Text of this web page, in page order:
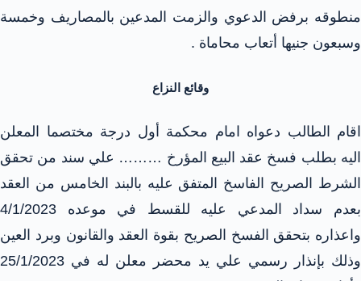
منطوقه برفض الدعوي والزمت المدعين بالمصاريف وخمسة
وسبعون جنيها أتعاب محاماة .
وقائع النزاع
اقام الطالب دعواه امام محكمة أول درجة مختصما المعلن
اليه بطلب فسخ عقد البيع المؤرخ ……… علي سند من تحقق
الشرط الصريح الفاسخ المتفق عليه بالبند الخامس من العقد
بعدم سداد المدعي عليه للقسط في موعده 4/1/2023
واعذاره بتحقق الفسخ الصريح بقوة العقد والقانون وبرد العين
وذلك بإنذار رسمي علي يد محضر معلن له في 25/1/2023